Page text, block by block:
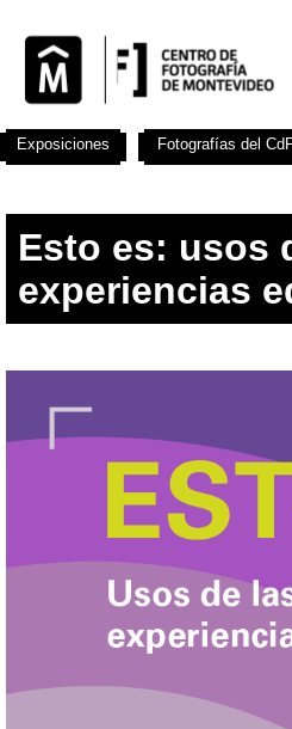
Esto es: usos
experiencias
Exposiciones Fotografías del